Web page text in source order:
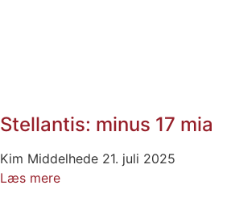
Stellantis: minus 17 mia
Kim Middelhede 21. juli 2025
Læs mere